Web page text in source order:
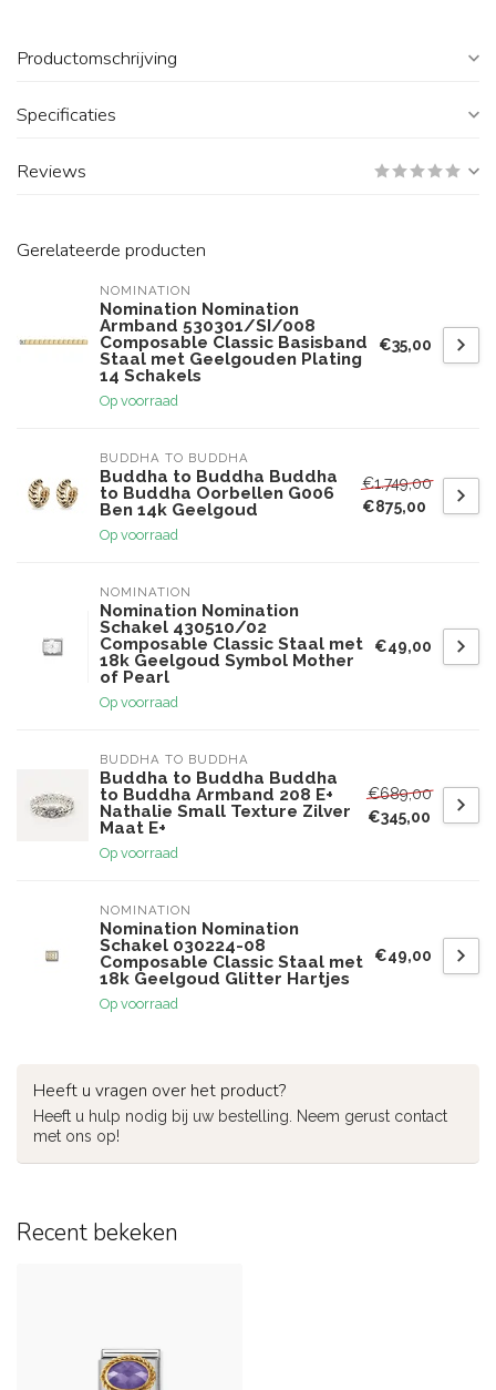
Productomschrijving
Specificaties
Reviews
Gerelateerde producten
NOMINATION
Nomination Nomination
Armband 530301/SI/008
Composable Classic Basisband
Staal met Geelgouden Plating
14 Schakels
Op voorraad
€35,00
BUDDHA TO BUDDHA
Buddha to Buddha Buddha
to Buddha Oorbellen G006
Ben 14k Geelgoud
Op voorraad
€1.749,00
€875,00
NOMINATION
Nomination Nomination
Schakel 430510/02
Composable Classic Staal met
18k Geelgoud Symbol Mother
of Pearl
Op voorraad
€49,00
BUDDHA TO BUDDHA
Buddha to Buddha Buddha
to Buddha Armband 208 E+
Nathalie Small Texture Zilver
Maat E+
Op voorraad
€689,00
€345,00
NOMINATION
Nomination Nomination
Schakel 030224-08
Composable Classic Staal met
18k Geelgoud Glitter Hartjes
Op voorraad
€49,00
Heeft u vragen over het product?
Heeft u hulp nodig bij uw bestelling. Neem gerust contact
met ons op!
Recent bekeken